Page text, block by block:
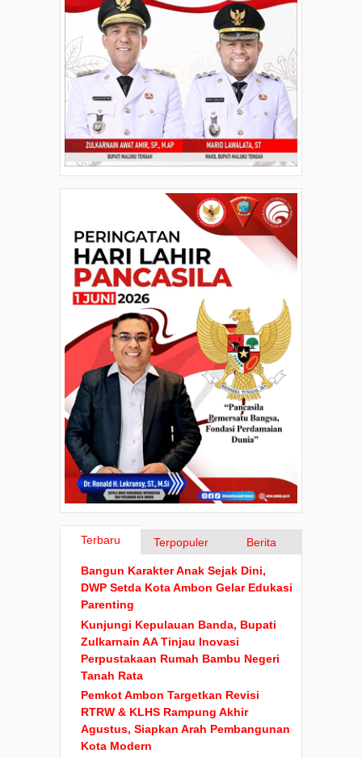
Terbaru Terpopuler Berita
Bangun Karakter Anak Sejak Dini,
DWP Setda Kota Ambon Gelar Edukasi
Parenting
Kunjungi Kepulauan Banda, Bupati
Zulkarnain AA Tinjau Inovasi
Perpustakaan Rumah Bambu Negeri
Tanah Rata
Pemkot Ambon Targetkan Revisi
RTRW & KLHS Rampung Akhir
Agustus, Siapkan Arah Pembangunan
Kota Modern